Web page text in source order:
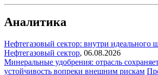
Аналитика
Нефтегазовый сектор: внутри идеального
Нефтегазовый сектор, 06.08.2026
Минеральные удобрения: отрасль
устойчивость вопреки внешним рискам